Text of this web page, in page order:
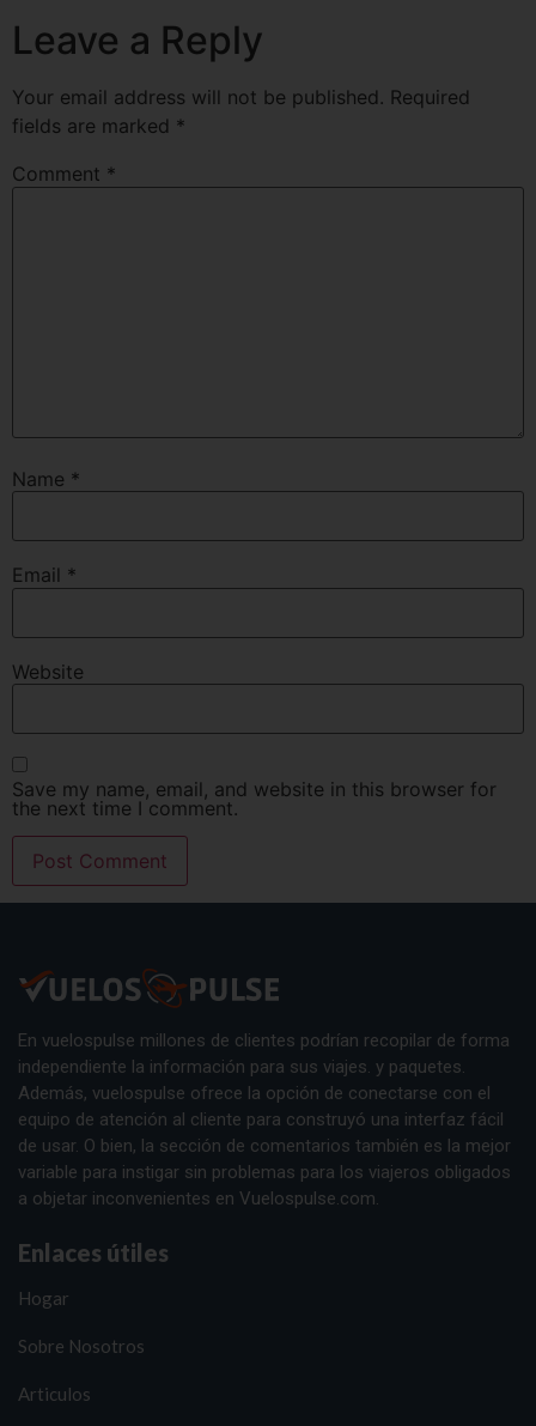
Leave a Reply
Your email address will not be published. Required
fields are marked *
Comment *
Name *
Email *
Website
Save my name, email, and website in this browser for
the next time I comment.
En vuelospulse millones de clientes podrían recopilar de forma
independiente la información para sus viajes. y paquetes.
Además, vuelospulse ofrece la opción de conectarse con el
equipo de atención al cliente para construyó una interfaz fácil
de usar. O bien, la sección de comentarios también es la mejor
variable para instigar sin problemas para los viajeros obligados
a objetar inconvenientes en Vuelospulse.com.
Enlaces útiles
Hogar
Sobre Nosotros
Articulos